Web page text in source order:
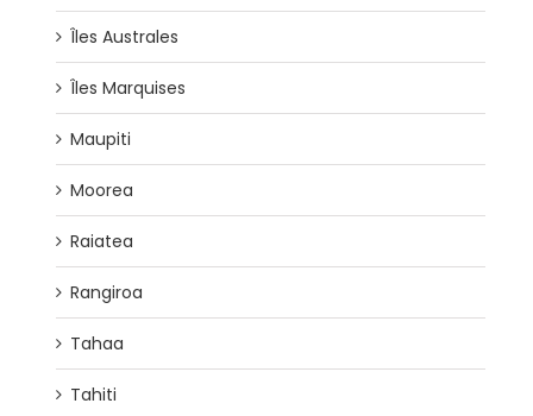
Îles Australes
Îles Marquises
Maupiti
Moorea
Raiatea
Rangiroa
Tahaa
Tahiti